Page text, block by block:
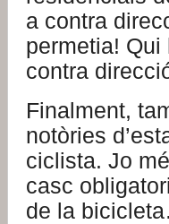
a contra
permetia!
contra
Finalment,
notòries
ciclista. Jo
casc
de la